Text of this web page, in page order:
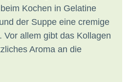
Kochen in Gelatine
der Suppe eine cremige
Vor allem gibt das Kollagen
Aroma an die